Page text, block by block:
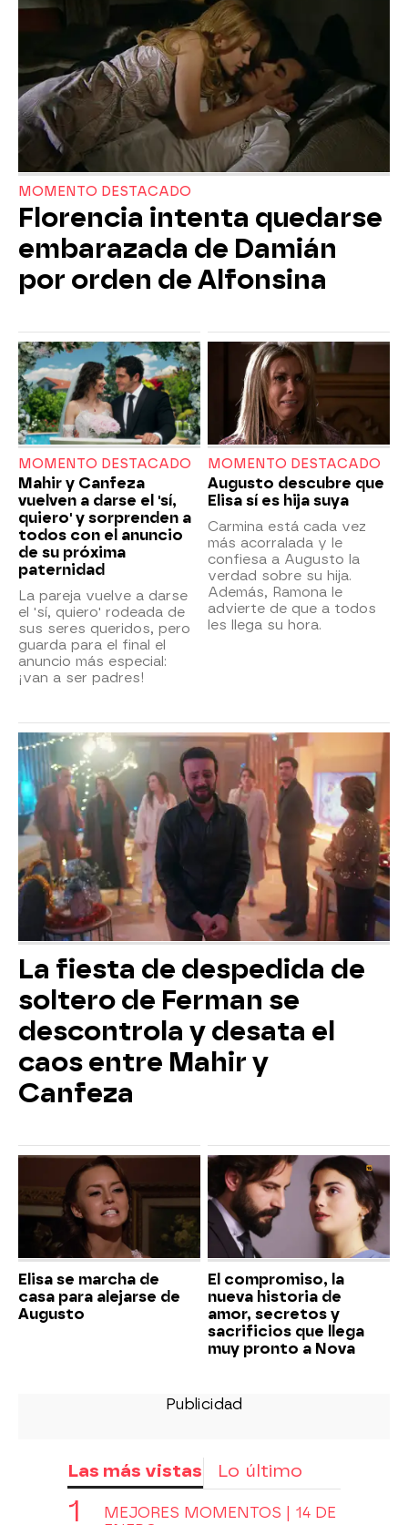
MOMENTO DESTACADO
Florencia intenta quedarse
embarazada de Damián
por orden de Alfonsina
MOMENTO DESTACADO
Mahir y Canfeza
vuelven a darse el 'sí,
quiero' y sorprenden a
todos con el anuncio
de su próxima
paternidad
La pareja vuelve a darse
el 'sí, quiero' rodeada de
sus seres queridos, pero
guarda para el final el
anuncio más especial:
¡van a ser padres!
MOMENTO DESTACADO
Augusto descubre que
Elisa sí es hija suya
Carmina está cada vez
más acorralada y le
confiesa a Augusto la
verdad sobre su hija.
Además, Ramona le
advierte de que a todos
les llega su hora.
La fiesta de despedida de
soltero de Ferman se
descontrola y desata el
caos entre Mahir y
Canfeza
Elisa se marcha de
casa para alejarse de
Augusto
El compromiso, la
nueva historia de
amor, secretos y
sacrificios que llega
muy pronto a Nova
Las más vistas Lo último
MEJORES MOMENTOS | 14 DE